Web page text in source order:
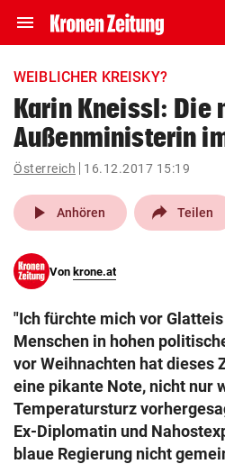
menu Navigation
ein-/ausklappen
account_circle Anmelden
pin_drop
Wien
search
eingeben
© Krone Multimedia GmbH & Co
Muthgasse 2, 1190 Wien
WEIBLICHER KREISKY?
Karin Kneissl: Die
Außenministerin
Österreich 16.12.2017 15:19
play_arrow Anhören Teilen
Von krone.at
"Ich fürchte mich vor
Menschen in hohen
vor Weihnachten hat dieses
eine pikante Note, nicht nur
Temperatursturz
Ex-Diplomatin und
blaue Regierung nicht